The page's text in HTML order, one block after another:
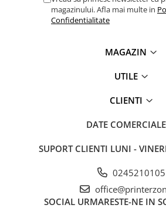
SSD enterprise
DAS (Direct Attached Storage)
magazinului. Afla mai multe in
Confidentialitate
MAGAZIN
UTILE
CLIENTI
DATE COMERCIALE
SUPORT CLIENTI LUNI -
0245210105
SOCIAL URMARESTE-NE IN